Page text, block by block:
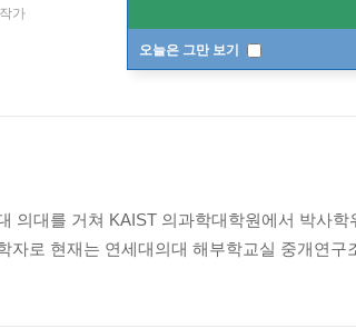
오늘은 그만 보기
가
의대를 거쳐 KAIST 의과학대학원에서 박사
자로 현재는 연세대의대 해부학교실 중개연